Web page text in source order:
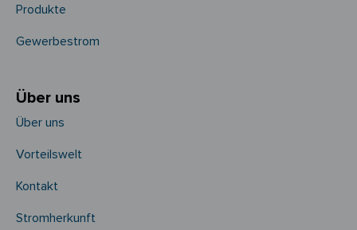
Produkte
Gewerbestrom
Über uns
Über uns
Vorteilswelt
Kontakt
Stromherkunft